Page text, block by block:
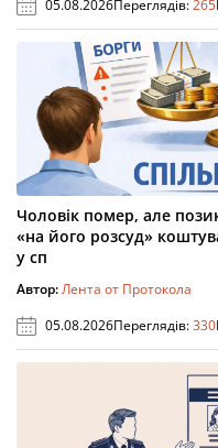
05.08.2026Переглядів:265
Чоловік помер, але
«на його розсуд»
у сп
Автор:Лента от Протокола
05.08.2026Переглядів:330